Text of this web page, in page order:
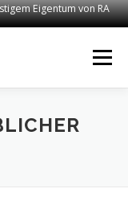
Eigentum von RA
Menü
DIRKS